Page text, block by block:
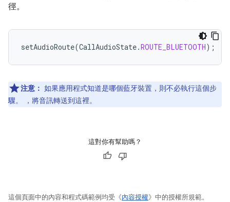
徑。
setAudioRoute(CallAudioState.ROUTE_BLUETOOTH);
注意： 如果應用程式知道是哪個藍牙裝置，則不必執行這個步
驟。 ，將音訊轉送到這裡。
這對你有幫助嗎？
這個頁面中的內容和程式碼範例均受《內容授權》中的授權所規範。